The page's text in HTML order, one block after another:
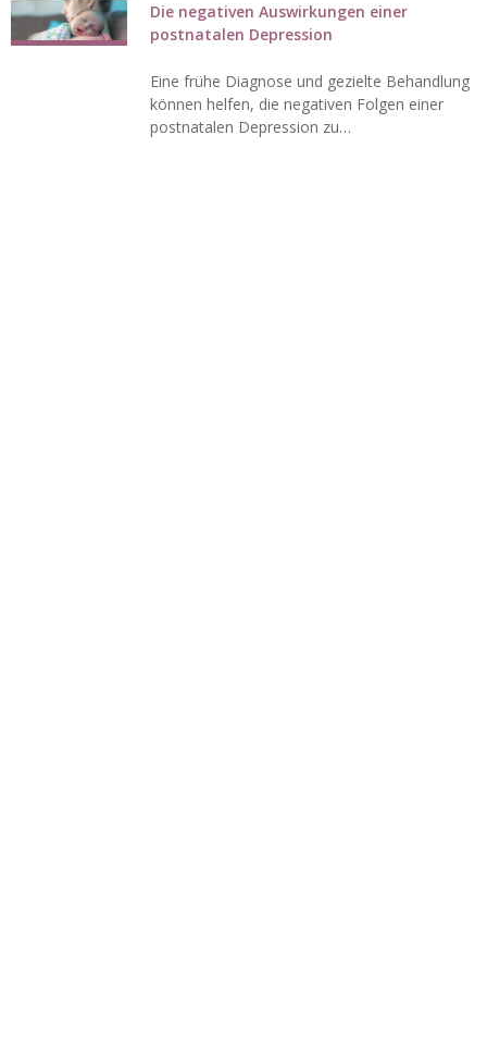
Die negativen Auswirkungen einer
postnatalen Depression
Eine frühe Diagnose und gezielte Behandlung
können helfen, die negativen Folgen einer
postnatalen Depression zu…